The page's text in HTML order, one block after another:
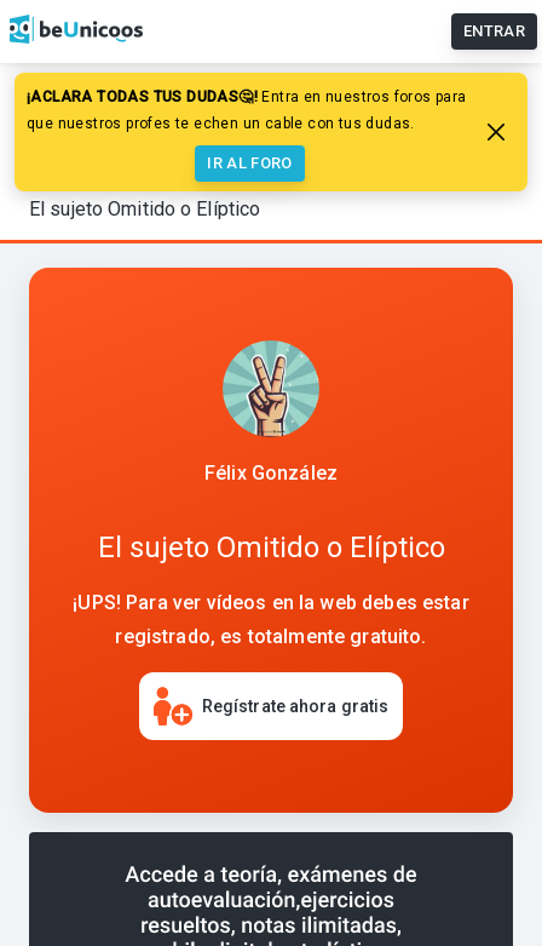
ENTRAR
¡ACLARA TODAS TUS DUDAS🤔! Entra en nuestros foros para
que nuestros profes te echen un cable con tus dudas.
IR AL FORO
Lengua y Literatura
Sintaxis de la oración simple
El sujeto y sus sintagmas
El sujeto Omitido o Elíptico
Félix González
El sujeto Omitido o Elíptico
¡UPS! Para ver vídeos en la web debes estar
registrado, es totalmente gratuito.
Regístrate ahora gratis